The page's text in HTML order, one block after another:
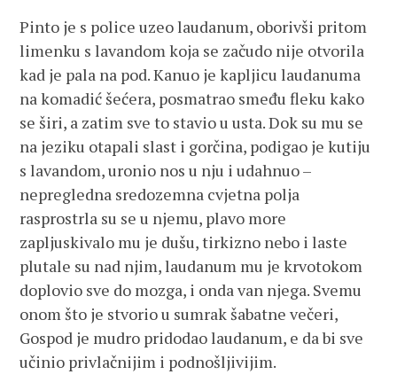
Pinto je s police uzeo laudanum, oborivši pritom
limenku s lavandom koja se začudo nije otvorila
kad je pala na pod. Kanuo je kapljicu laudanuma
na komadić šećera, posmatrao smeđu fleku kako
se širi, a zatim sve to stavio u usta. Dok su mu se
na jeziku otapali slast i gorčina, podigao je kutiju
s lavandom, uronio nos u nju i udahnuo –
nepregledna sredozemna cvjetna polja
rasprostrla su se u njemu, plavo more
zapljuskivalo mu je dušu, tirkizno nebo i laste
plutale su nad njim, laudanum mu je krvotokom
doplovio sve do mozga, i onda van njega. Svemu
onom što je stvorio u sumrak šabatne večeri,
Gospod je mudro pridodao laudanum, e da bi sve
učinio privlačnijim i podnošljivijim.